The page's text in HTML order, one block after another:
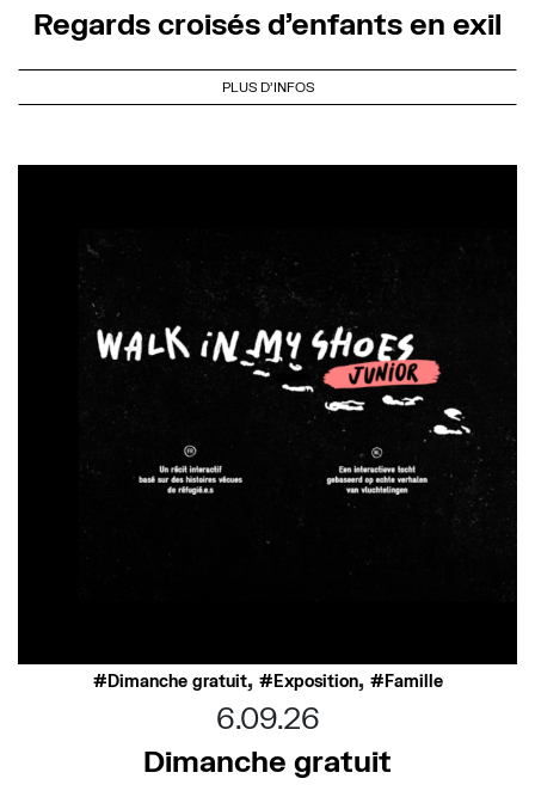
Regards croisés d’enfants en exil
PLUS D'INFOS
Dimanche gratuit, Exposition, Famille
6.09.26
Dimanche gratuit